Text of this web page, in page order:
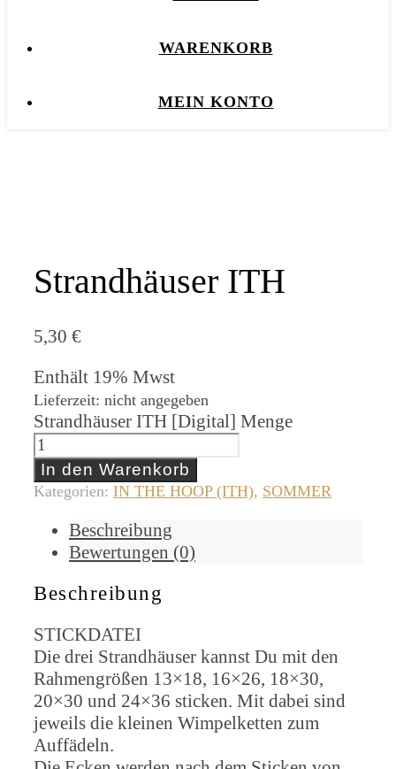
WARENKORB
MEIN KONTO
Strandhäuser ITH
5,30 €
Enthält 19% Mwst
Lieferzeit: nicht angegeben
Strandhäuser ITH [Digital] Menge
In den Warenkorb
Kategorien: IN THE HOOP (ITH), SOMMER
Beschreibung
Bewertungen (0)
Beschreibung
STICKDATEI
Die drei Strandhäuser kannst Du mit den
Rahmengrößen 13×18, 16×26, 18×30,
20×30 und 24×36 sticken. Mit dabei sind
jeweils die kleinen Wimpelketten zum
Auffädeln.